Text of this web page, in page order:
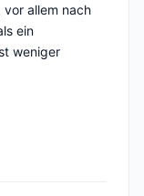
allem nach
ein
weniger